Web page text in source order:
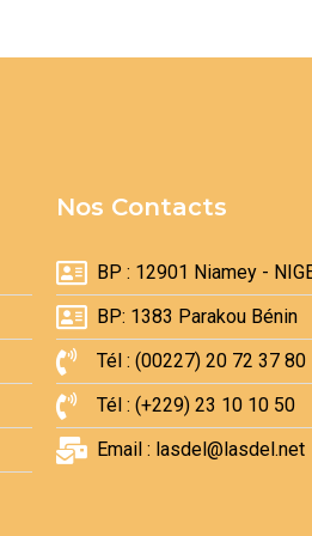
Nos Contacts
BP : 12901 Niamey -
BP: 1383 Parakou Bénin
Tél : (00227) 20 72 37 80
Tél : (+229) 23 10 10 50
Email : lasdel@lasdel.net